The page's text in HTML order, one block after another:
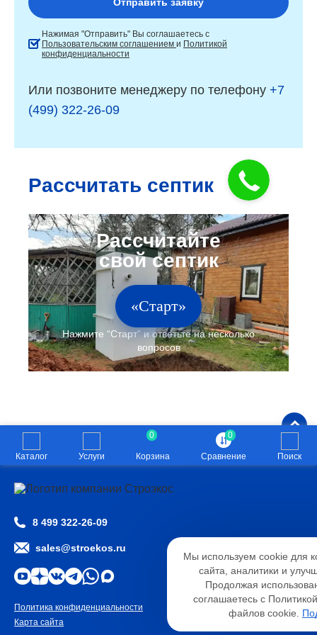
Нажимая "Отправить" Вы соглашаетесь с
Пользовательским соглашением и Политикой
конфиденциальности
Или позвоните менеджеру по телефону +7
(499) 322-26-09
Рассчитать септик
«Старт»
Каталог Услуги
0
Корзина
0
Сравнение Поиск
8 499 322-26-09
sales@stroekos.ru
Политика конфиденциальности
Карта сайта
2026 © ООО «СТРОЭКОС»
Мы используем cookie для
сайта, аналитики и
Продолжая
соглашаетесь с
файлов cookie.
Необходимые
Функциональные